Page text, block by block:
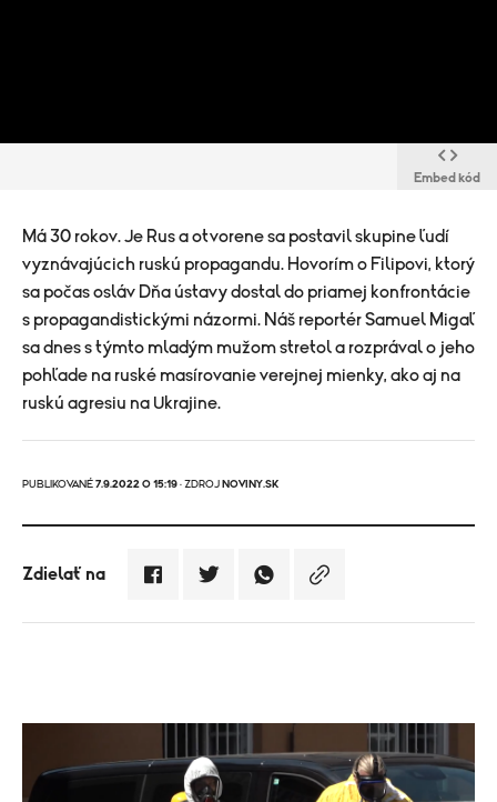
Embed kód
Má 30 rokov. Je Rus a otvorene sa postavil skupine ľudí
vyznávajúcich ruskú propagandu. Hovorím o Filipovi, ktorý
sa počas osláv Dňa ústavy dostal do priamej konfrontácie
s propagandistickými názormi. Náš reportér Samuel Migaľ
sa dnes s týmto mladým mužom stretol a rozprával o jeho
pohľade na ruské masírovanie verejnej mienky, ako aj na
ruskú agresiu na Ukrajine.
PUBLIKOVANÉ 7.9.2022 O 15:19 · ZDROJ NOVINY.SK
Zdielať na